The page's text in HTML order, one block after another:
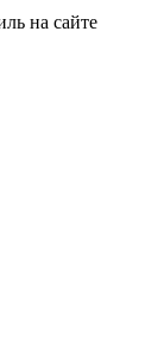
на сайте